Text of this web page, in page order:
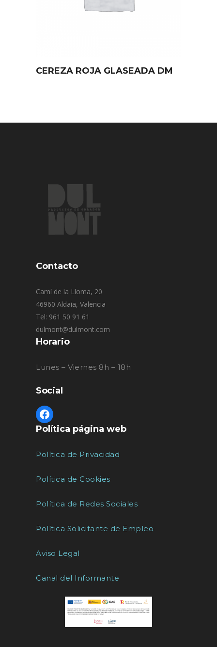
CEREZA ROJA GLASEADA DM
Contacto
Camí de la Lloma, 20
46960 Aldaia, Valencia
Tel: 961 50 91 61
dulmont@dulmont.com
Horario
Lunes – Viernes 8h – 18h
Social
Política página web
Política de Privacidad
Política de Cookies
Política de Redes Sociales
Política Solicitante de Empleo
Aviso Legal
Canal del Informante